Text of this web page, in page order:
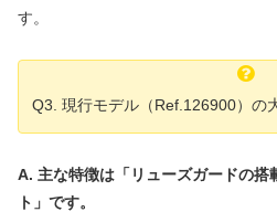
す。
Q3. 現行モデル（Ref.126900）の
A. 主な特徴は「リューズガードの搭
ト」です。